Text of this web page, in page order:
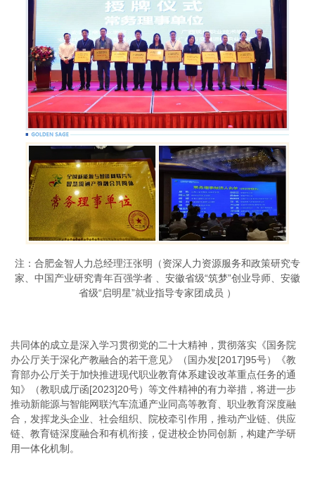
注：合肥金智人力总经理汪张明（资深人力资源服务和政策研究专
家、中国产业研究青年百强学者 、安徽省级“筑梦”创业导师、安徽
省级“启明星”就业指导专家团成员 ）
共同体的成立是深入学习贯彻党的二十大精神，贯彻落实《国务院
办公厅关于深化产教融合的若干意见》（国办发[2017]95号）《教
育部办公厅关于加快推进现代职业教育体系建设改革重点任务的通
知》（教职成厅函[2023]20号）等文件精神的有力举措，将进一步
推动新能源与智能网联汽车流通产业同高等教育、职业教育深度融
合，发挥龙头企业、社会组织、院校牵引作用，推动产业链、供应
链、教育链深度融合和有机衔接，促进校企协同创新，构建产学研
用一体化机制。